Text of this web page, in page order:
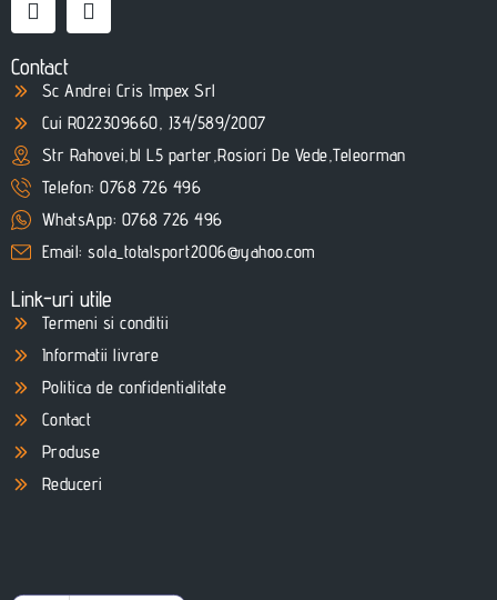
Contact
Sc Andrei Cris Impex Srl
Cui RO22309660, J34/589/2007
Str Rahovei,bl L5 parter,Rosiori De Vede,Teleorman
Telefon: 0768 726 496
WhatsApp: 0768 726 496
Email: sola_totalsport2006@yahoo.com
Link-uri utile
Termeni si conditii
Informatii livrare
Politica de confidentialitate
Contact
Produse
Reduceri